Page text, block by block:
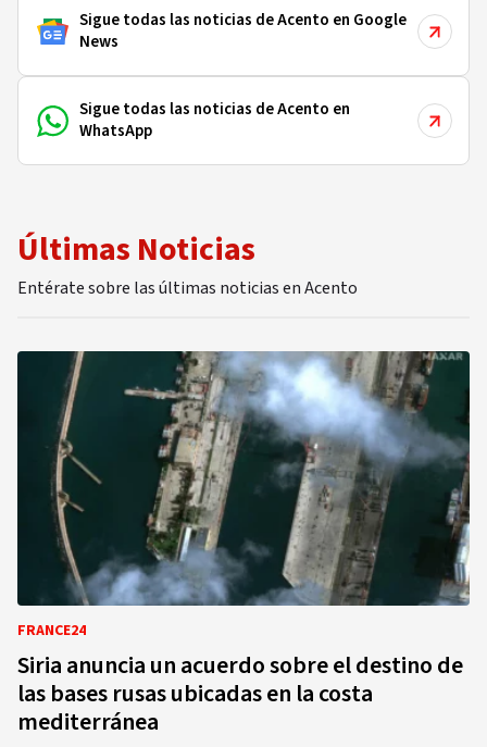
Sigue todas las noticias de Acento en Google
News
Sigue todas las noticias de Acento en
WhatsApp